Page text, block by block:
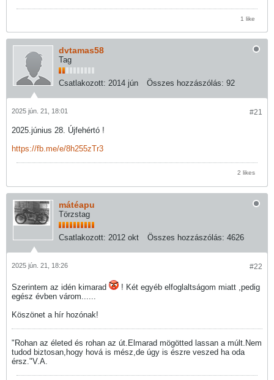
1 like
dvtamas58
Tag
Csatlakozott: 2014 jún Összes hozzászólás: 92
#21
2025 jún. 21, 18:01
2025.június 28. Újfehértó !
https://fb.me/e/8h255zTr3
2 likes
mátéapu
Törzstag
Csatlakozott: 2012 okt Összes hozzászólás: 4626
#22
2025 jún. 21, 18:26
Szerintem az idén kimarad
! Két egyéb elfoglaltságom miatt ,pedig
egész évben várom......
Köszönet a hír hozónak!
"Rohan az életed és rohan az út.Elmarad mögötted lassan a múlt.Nem
tudod biztosan,hogy hová is mész,de úgy is észre veszed ha oda
érsz."V.A.